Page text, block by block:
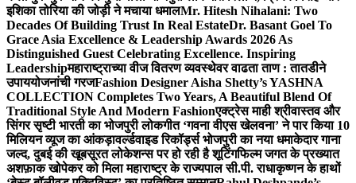
इशिका तोरिया की जोड़ी ने मचाया धमालMr. Hitesh Nihalani: Two
Decades Of Building Trust In Real EstateDr. Basant Goel To
Grace Asia Excellence & Leadership Awards 2026 As
Distinguished Guest Celebrating Excellence. Inspiring
Leadershipमहाराष्ट्राच्या वीज वितरण व्यवस्थेवर वाढता ताण : तातडीने
उपाययोजनांची गरजFashion Designer Aisha Shetty’s YASHNA
COLLECTION Completes Two Years, A Beautiful Blend Of
Traditional Style And Modern Fashionएक्ट्रेस माही श्रीवास्तव और
सिंगर सृष्टी भारती का भोजपुरी लोकगीत ‘गवना वीएस खेलवना’ ने पार किया 10
मिलियन व्यूज का आंकड़ावर्ल्डवाइड रिकॉर्ड्स भोजपुरी का नया धमाकेदार गाना
जल्द, दुबई की खूबसूरत लोकेशन्स पर हो रही है शूटिंगफिल्म जगत के प्रख्यात
अशफ़ाक खोपेकर को मिला महाराष्ट्र के राज्यपाल सी.पी. राधाकृष्णन के हाथों